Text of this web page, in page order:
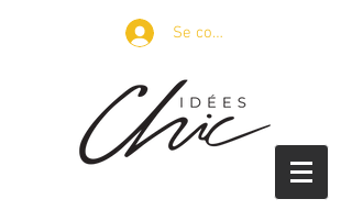
Se connecter